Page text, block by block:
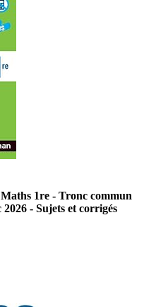
1re - Tronc commun
- Sujets et corrigés